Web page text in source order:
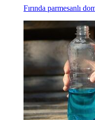
Fırında parmesanlı